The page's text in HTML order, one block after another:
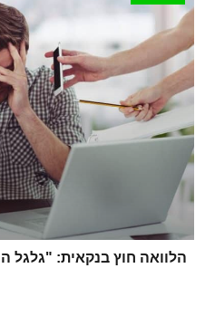
הלוואה חוץ בנקאית: "גלגל